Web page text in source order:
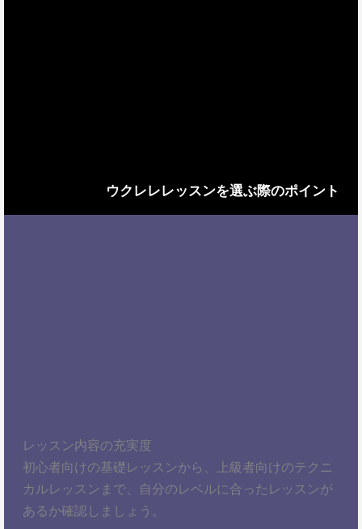
ウクレレレッスンを選ぶ際のポイント
レッスン内容の充実度
初心者向けの基礎レッスンから、上級者向けのテクニ
カルレッスンまで、自分のレベルに合ったレッスンが
あるか確認しましょう。